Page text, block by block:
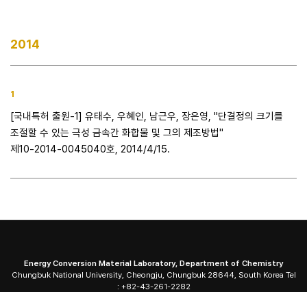
2014
1
[국내특허 출원-1] 유태수, 우혜인, 남근우, 장은영, "단결정의 크기를
조절할 수 있는 극성 금속간 화합물 및 그의 제조방법"
제10-2014-0045040호, 2014/4/15.
Energy Conversion Material Laboratory, Department of Chemistry
Chungbuk National University, Cheongju, Chungbuk 28644, South Korea Tel
: +82-43-261-2282